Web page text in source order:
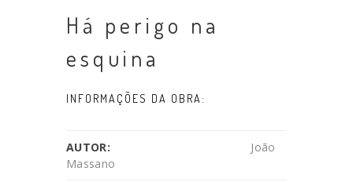
Há perigo na
esquina
INFORMAÇÕES DA OBRA:
AUTOR:
João
Massano